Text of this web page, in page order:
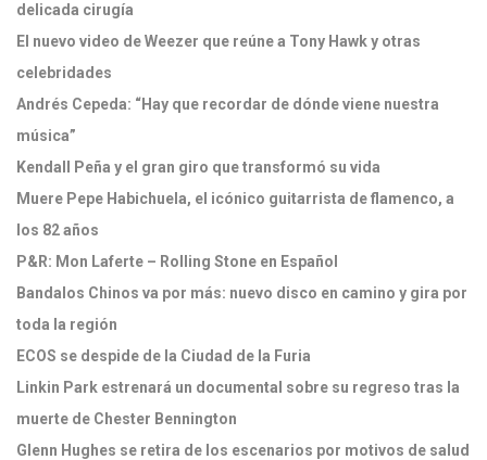
delicada cirugía
El nuevo video de Weezer que reúne a Tony Hawk y otras
celebridades
Andrés Cepeda: “Hay que recordar de dónde viene nuestra
música”
Kendall Peña y el gran giro que transformó su vida
Muere Pepe Habichuela, el icónico guitarrista de flamenco, a
los 82 años
P&R: Mon Laferte – Rolling Stone en Español
Bandalos Chinos va por más: nuevo disco en camino y gira por
toda la región
ECOS se despide de la Ciudad de la Furia
Linkin Park estrenará un documental sobre su regreso tras la
muerte de Chester Bennington
Glenn Hughes se retira de los escenarios por motivos de salud